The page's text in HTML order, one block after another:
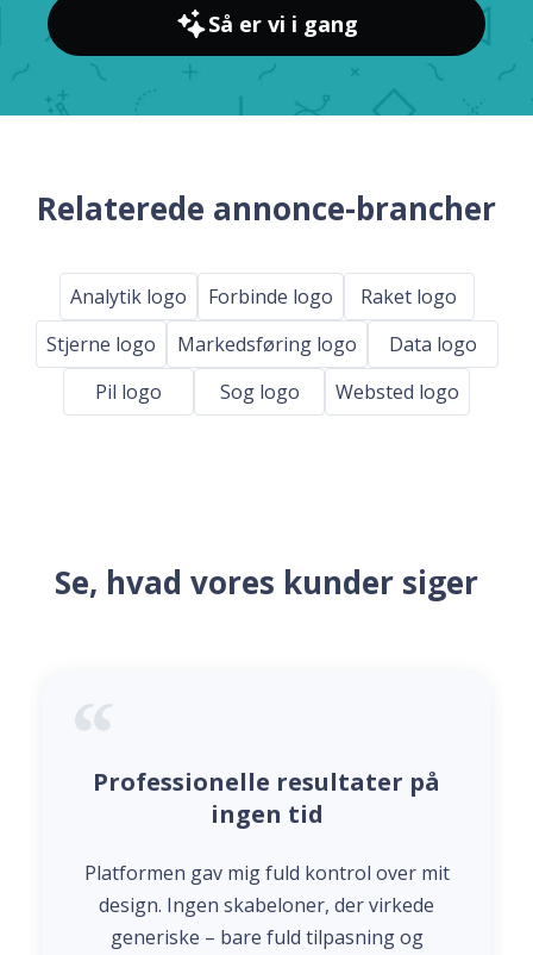
Så er vi i gang
Relaterede annonce-brancher
Analytik logo Forbinde logo
Raket logo
Stjerne logo
Markedsføring logo
Data logo
Pil logo
Sog logo Websted logo
Se, hvad vores kunder siger
Professionelle resultater på
ingen tid
Platformen gav mig fuld kontrol over mit
design. Ingen skabeloner, der virkede
generiske – bare fuld tilpasning og